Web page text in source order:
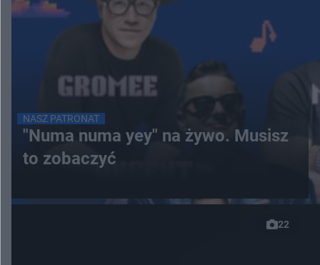
NASZ PATRONAT
"Numa numa yey" na żywo. Musisz
to zobaczyć
22